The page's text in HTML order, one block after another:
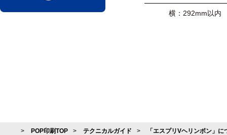
横：292mm以内
POP印刷TOP テクニカルガイド 「エスプリVヘリンボン」